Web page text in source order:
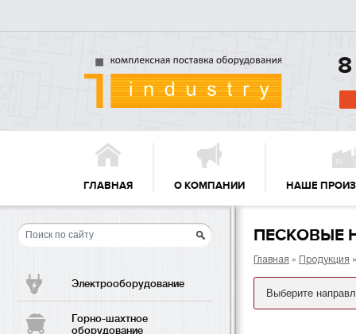
ГЛАВНАЯ О КОМПАНИИ НАШЕ
Электрооборудование
Горно-шахтное
оборудование
ПЕСКОВЫЕ
Главная » Продукция